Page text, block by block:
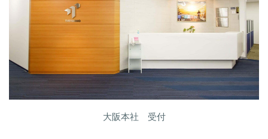
大阪本社 受付